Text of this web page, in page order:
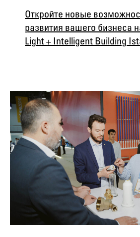
Откройте новые
развития вашего бизнеса
Light + Intelligent Building